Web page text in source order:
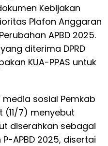
Kebijakan
Plafon Anggaran
APBD 2025.
diterima DPRD
KUA-PPAS untuk
sosial Pemkab
7) menyebut
diserahkan sebagai
APBD 2025, disertai